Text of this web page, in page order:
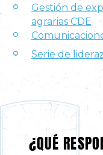
Gestión de
agrarias CDE
Serie de
¿QUÉ